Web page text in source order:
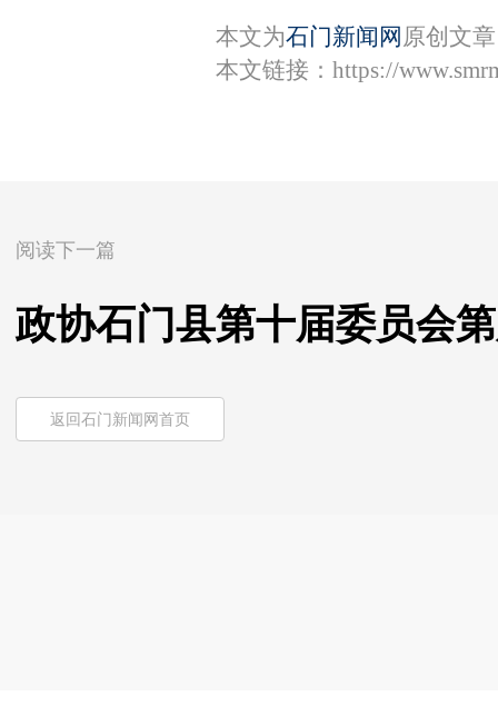
本文为石门新闻网 原创文
本文链接： https://
阅读下一篇
政协石门县第十届委员会
返回石门新闻网首页